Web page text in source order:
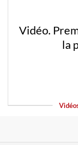
Vidéo.
la